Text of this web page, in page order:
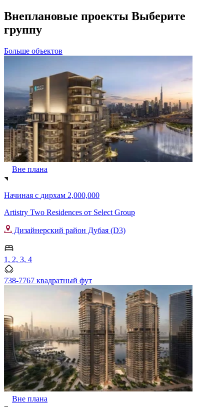
Внеплановые проекты Выберите
группу
Больше объектов
Вне плана
Начиная с дирхам 2,000,000
Artistry Two Residences от Select Group
Дизайнерский район Дубая (D3)
1, 2, 3, 4
738-7767 квадратный фут
Вне плана